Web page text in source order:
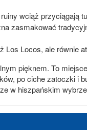
wciąż przyciągają
zasmakować
Los Locos, ale równie
pięknem. To
po ciche zatoczki i
w hiszpańskim